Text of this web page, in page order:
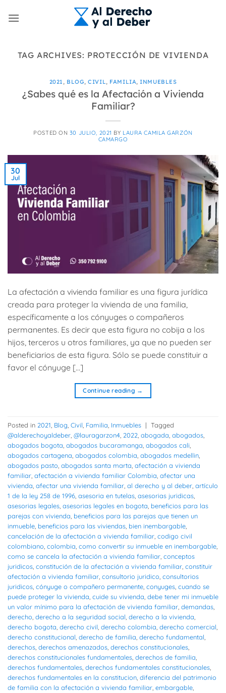
TAG ARCHIVES: PROTECCIÓN DE VIVIENDA
2021 , BLOG,CIVIL, FAMILIA,INMUEBLES
¿Sabes qué es la Afectación a Vivienda
Familiar?
POSTED ON 30 JULIO, 2021 BY LAURA CAMILA GARZÓN
CAMARGO
30
Jul
La afectación a vivienda familiar es una figura jurídica
creada para proteger la vivienda de una familia,
específicamente a los cónyuges o compañeros
permanentes. Es decir que esta figura no cobija a los
hijos, terceros u otros familiares, ya que no pueden ser
beneficiarios de esta figura. Sólo se puede constituir a
favor el cónyuge […]
Continue reading →
Posted in 2021, Blog, Civil, Familia, Inmuebles | Tagged
@alderechoyaldeber, @lauragarzon4, 2022, abogada, abogados,
abogados bogota, abogados bucaramanga, abogados cali,
abogados cartagena, abogados colombia, abogados medellin,
abogados pasto, abogados santa marta, afectación a vivienda
familiar, afectación a vivienda familiar Colombia, afectar una
vivienda, afectar una vivienda familiar, al derecho y al deber, artículo
1 de la ley 258 de 1996, asesoria en tutelas, asesorias juridicas,
asesorias legales, asesorias legales en bogota, beneficios para las
parejas con vivienda, beneficios para las parejas que tienen un
inmueble, beneficios para las viviendas, bien inembargable,
cancelación de la afectación a vivienda familiar, codigo civil
colombiano, colombia, como convertir su inmueble en inembargable,
como se cancela la afectación a vivienda familiar, conceptos
juridicos, constitución de la afectación a vivienda familiar, constituir
afectación a vivienda familiar, consultorio juridico, consultorios
juridicos, cónyuge o compañero permanente, conyuges, cuando se
puede proteger la vivienda, cuide su vivienda, debe tener mi inmueble
un valor mínimo para la afectación de vivienda familiar, demandas,
derecho, derecho a la seguridad social, derecho a la vivienda,
derecho bogota, derecho civil, derecho colombia, derecho comercial,
derecho constitucional, derecho de familia, derecho fundamental,
derechos, derechos amenazados, derechos constitucionales,
derechos constitucionales fundamentales, derechos de familia,
derechos fundamentales, derechos fundamentales constitucionales,
derechos fundamentales en la constitucion, diferencia del patrimonio
de familia con la afectación a vivienda familiar, embargable,